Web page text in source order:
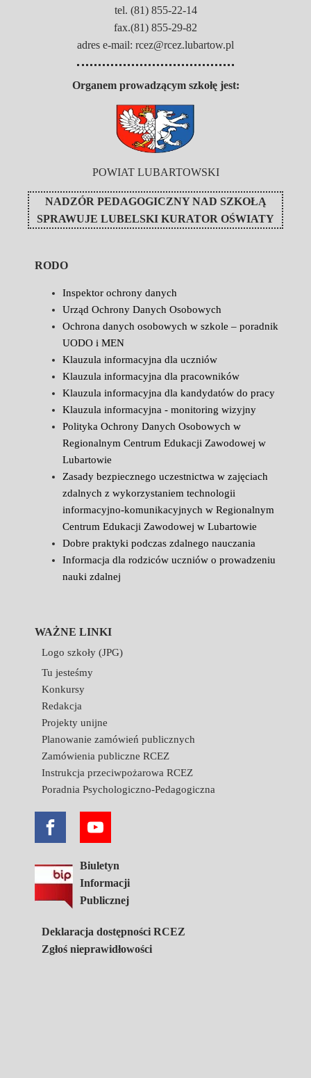
tel. (81) 855-22-14
fax.(81) 855-29-82
adres e-mail: rcez@rcez.lubartow.pl
Organem prowadzącym szkołę jest:
POWIAT LUBARTOWSKI
NADZÓR PEDAGOGICZNY NAD SZKOŁĄ
SPRAWUJE LUBELSKI KURATOR OŚWIATY
RODO
Inspektor ochrony danych
Urząd Ochrony Danych Osobowych
Ochrona danych osobowych w szkole – poradnik
UODO i MEN
Klauzula informacyjna dla uczniów
Klauzula informacyjna dla pracowników
Klauzula informacyjna dla kandydatów do pracy
Klauzula informacyjna - monitoring wizyjny
Polityka Ochrony Danych Osobowych w
Regionalnym Centrum Edukacji Zawodowej w
Lubartowie
Zasady bezpiecznego uczestnictwa w zajęciach
zdalnych z wykorzystaniem technologii
informacyjno-komunikacyjnych w Regionalnym
Centrum Edukacji Zawodowej w Lubartowie
Dobre praktyki podczas zdalnego nauczania
Informacja dla rodziców uczniów o prowadzeniu
nauki zdalnej
WAŻNE LINKI
Logo szkoły (JPG)
Tu jesteśmy
Konkursy
Redakcja
Projekty unijne
Planowanie zamówień publicznych
Zamówienia publiczne RCEZ
Instrukcja przeciwpożarowa RCEZ
Poradnia Psychologiczno-Pedagogiczna
Biuletyn
Informacji
Publicznej
Deklaracja dostępności RCEZ
Zgłoś nieprawidłowości